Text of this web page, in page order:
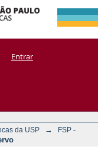
Entrar
da USP →
FSP -